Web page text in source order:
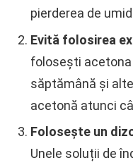
pierderea de
Evită folosirea
folosești acetona
săptămână și
acetonă atunci
Folosește un
Unele soluții de